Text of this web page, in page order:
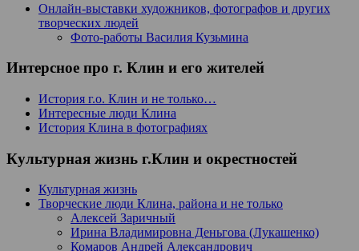
Онлайн-выставки художников, фотографов и других
творческих людей
Фото-работы Василия Кузьмина
Интерсное про г. Клин и его жителей
История г.о. Клин и не только…
Интересные люди Клина
История Клина в фотографиях
Культурная жизнь г.Клин и окрестностей
Культурная жизнь
Творческие люди Клина, района и не только
Алексей Заричный
Ирина Владимировна Деньгова (Лукашенко)
Комаров Андрей Александрович